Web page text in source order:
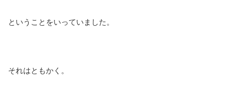
ということをいっていました。
それはともかく。